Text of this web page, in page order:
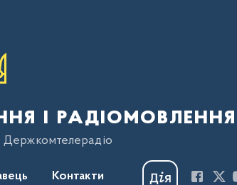
і
Держкомтелерадіо
Контакти